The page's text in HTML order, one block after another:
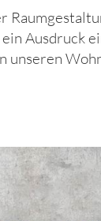
Ausdruck
unseren